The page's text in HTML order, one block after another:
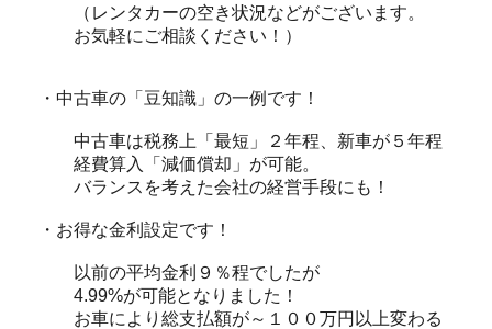
（レンタカーの空き状況などがございます。
お気軽にご相談ください！）
・中古車の「豆知識」の一例です！
中古車は税務上「最短」２年程、新車が５年程
経費算入「減価償却」が可能。
バランスを考えた会社の経営手段にも！
・お得な金利設定です！
以前の平均金利９％程でしたが
4.99%が可能となりました！
お車により総支払額が～１００万円以上変わる